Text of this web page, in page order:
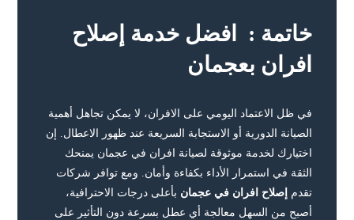
خاتمة : افضل خدمة إصلاح
افران بعجمان
في ظل الاعتماد اليومي على الافران، لا يمكن تجاهل أهمية
الصيانة الدورية أو الاستجابة السريعة عند ظهور الاعطال. إن
اختيارك لخدمة موثوقة لصيانة افران في عجمان يمنحك
الثقة في استمرار الأداء بكفاءة وأمان. ومع توافر شركات
تقدم إصلاح افران في عجمان بأعلى درجات الاحترافية،
أصبح من السهل معالجة أي عطل بسرعة دون التأثير على